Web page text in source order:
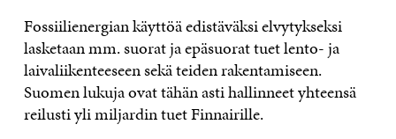
Fossiilienergian käyttöä edistäväksi elvytykseksi
lasketaan mm. suorat ja epäsuorat tuet lento- ja
laivaliikenteeseen sekä teiden rakentamiseen.
Suomen lukuja ovat tähän asti hallinneet yhteensä
reilusti yli miljardin tuet Finnairille.